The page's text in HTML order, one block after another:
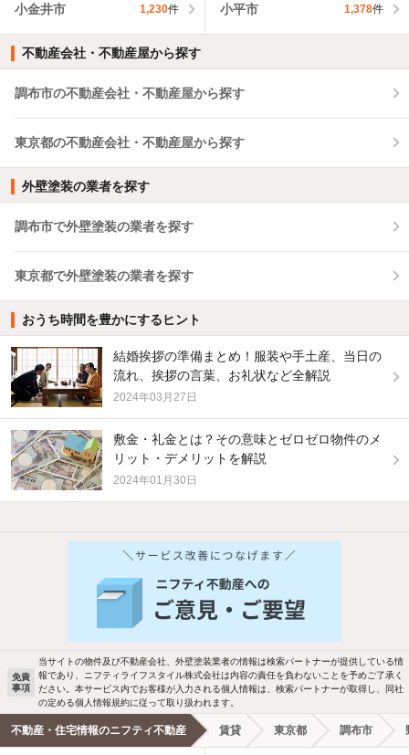
小金井市 1,230件 小平市 1,378件
不動産会社・不動産屋から探す
調布市の不動産会社・不動産屋から探す
東京都の不動産会社・不動産屋から探す
外壁塗装の業者を探す
調布市で外壁塗装の業者を探す
東京都で外壁塗装の業者を探す
おうち時間を豊かにするヒント
結婚挨拶の準備まとめ！服装や手土産、当日の
流れ、挨拶の言葉、お礼状など全解説
2024年03月27日
敷金・礼金とは？その意味とゼロゼロ物件のメ
リット・デメリットを解説
2024年01月30日
バス・トイレ別 2階以上
洗濯機置場あり 独立洗面台
エアコンあり 都市ガス
新着物件メール通知
検索中の条件の新着物件情報をいち早く
お知らせします
新着メール通知を受け取る
免責
事項
当サイトの物件及び不動産会社、外壁塗装業者の情報は検索パートナーが提供している情
報であり、ニフティライフスタイル株式会社は内容の責任を負わないことを予めご了承く
ださい。本サービス内でお客様が入力される個人情報は、検索パートナーが取得し、同社
の定める個人情報規約に従って取り扱われます。
不動産・住宅情報のニフティ不動産 賃貸 東京都 調布市